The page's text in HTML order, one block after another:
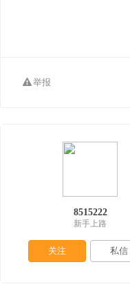
举报
8515222
新手上路
关注 私信